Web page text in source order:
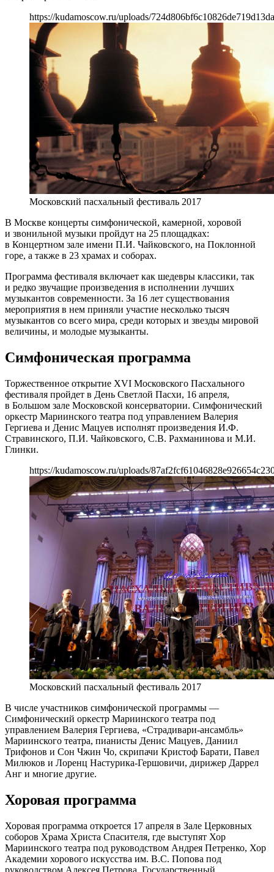
https://kudamoscow.ru/uploads/
Московский пасхальный фестиваль 2017
В Москве концерты симфонической, камерной, хоровой
и звонильной музыки пройдут на 25 площадках:
в Концертном зале имени П.И. Чайковского, на Поклонной
горе, а также в 23 храмах и соборах.
Программа фестиваля включает как шедевры классики, так
и редко звучащие произведения в исполнении лучших
музыкантов современности. За 16 лет существования
мероприятия в нем приняли участие несколько тысяч
музыкантов со всего мира, среди которых и звезды мировой
величины, и молодые музыканты.
Симфоническая программа
Торжественное открытие XVI Московского Пасхального
фестиваля пройдет в День Светлой Пасхи, 16 апреля,
в Большом зале Московской консерватории. Симфонический
оркестр Мариинского театра под управлением Валерия
Гергиева и Денис Мацуев исполнят произведения И.Ф.
Стравинского, П.И. Чайковского, С.В. Рахманинова и М.И.
Глинки.
https://kudamoscow.ru/uploads/
Московский пасхальный фестиваль 2017
В числе участников симфонической программы —
Симфонический оркестр Мариинского театра под
управлением Валерия Гергиева, «Страдивари-ансамбль»
Мариинского театра, пианисты Денис Мацуев, Даниил
Трифонов и Сон Чжин Чо, скрипачи Кристоф Барати, Павел
Милюков и Лоренц Настурика-Гершовичи, дирижер Даррел
Анг и многие другие.
Хоровая программа
Хоровая программа откроется 17 апреля в Зале Церковных
соборов Храма Христа Спасителя, где выступят Хор
Мариинского театра под руководством Андрея Петренко, Хор
Академии хорового искусства им. В.С. Попова под
руководством Алексея Петрова, Государственный